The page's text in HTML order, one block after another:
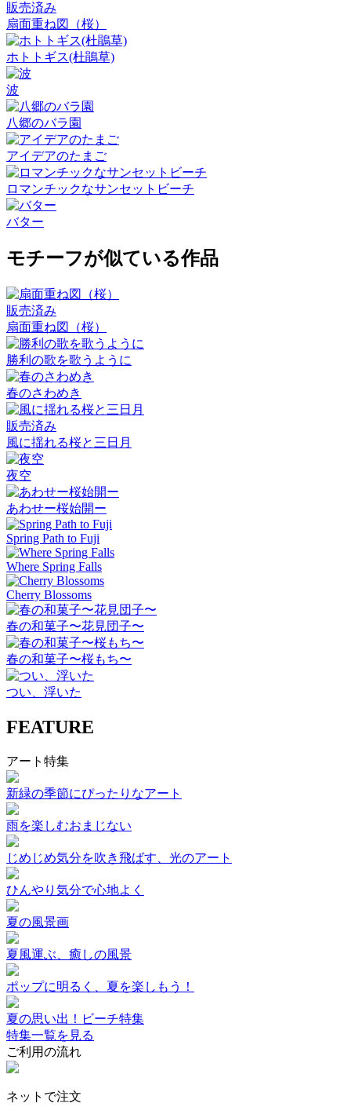
販売済み
扇面重ね図（桜）
ホトトギス(杜鵑草)
波
八郷のバラ園
アイデアのたまご
ロマンチックなサンセットビーチ
バター
モチーフが似ている作品
販売済み
扇面重ね図（桜）
勝利の歌を歌うように
春のさわめき
販売済み
風に揺れる桜と三日月
夜空
あわせー桜始開ー
Spring Path to Fuji
Where Spring Falls
Cherry Blossoms
春の和菓子〜花見団子〜
春の和菓子〜桜もち〜
つい、浮いた
FEATURE
アート特集
新緑の季節にぴったりなアート
雨を楽しむおまじない
じめじめ気分を吹き飛ばす、光のアート
ひんやり気分で心地よく
夏の風景画
夏風運ぶ、癒しの風景
ポップに明るく、夏を楽しもう！
夏の思い出！ビーチ特集
特集一覧を見る
ご利用の流れ
ネットで注文